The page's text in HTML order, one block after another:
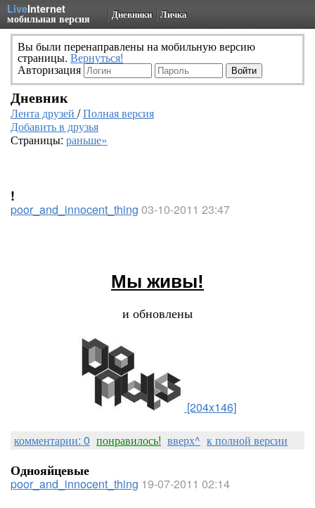
LiveInternet
мобильная версия Дневники Личка
Вы были перенаправлены на мобильную версию
страницы. Вернуться!
Авторизация
Дневник
Лента друзей /Полная версия
Добавить в друзья
Страницы: раньше»
!
poor_and_innocent_thing 03-10-2011 23:47
Мы живы!
и обновлены
[204x146]
комментарии: 0 понравилось! вверх^ к полной версии
Однояйцевые
poor_and_innocent_thing 19-07-2011 02:14